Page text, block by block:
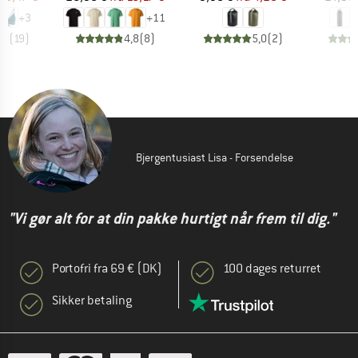
+3
(19)
+11
4,8(8) 5,0(2)
Bjergentusiast Lisa - Forsendelse
"Vi gør alt for at din pakke hurtigt når frem til dig."
Portofri fra 69 € (DK)
Sikker betaling
100 dages returret